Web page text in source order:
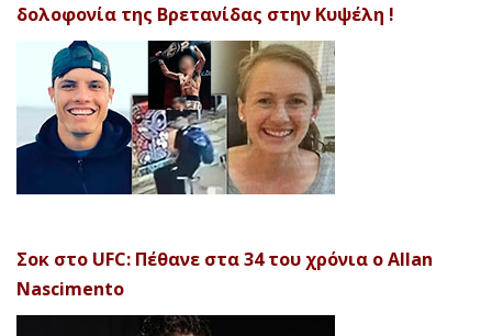
δολοφονία της Βρετανίδας στην Κυψέλη !
Σοκ στο UFC: Πέθανε στα 34 του χρόνια ο Allan
Nascimento